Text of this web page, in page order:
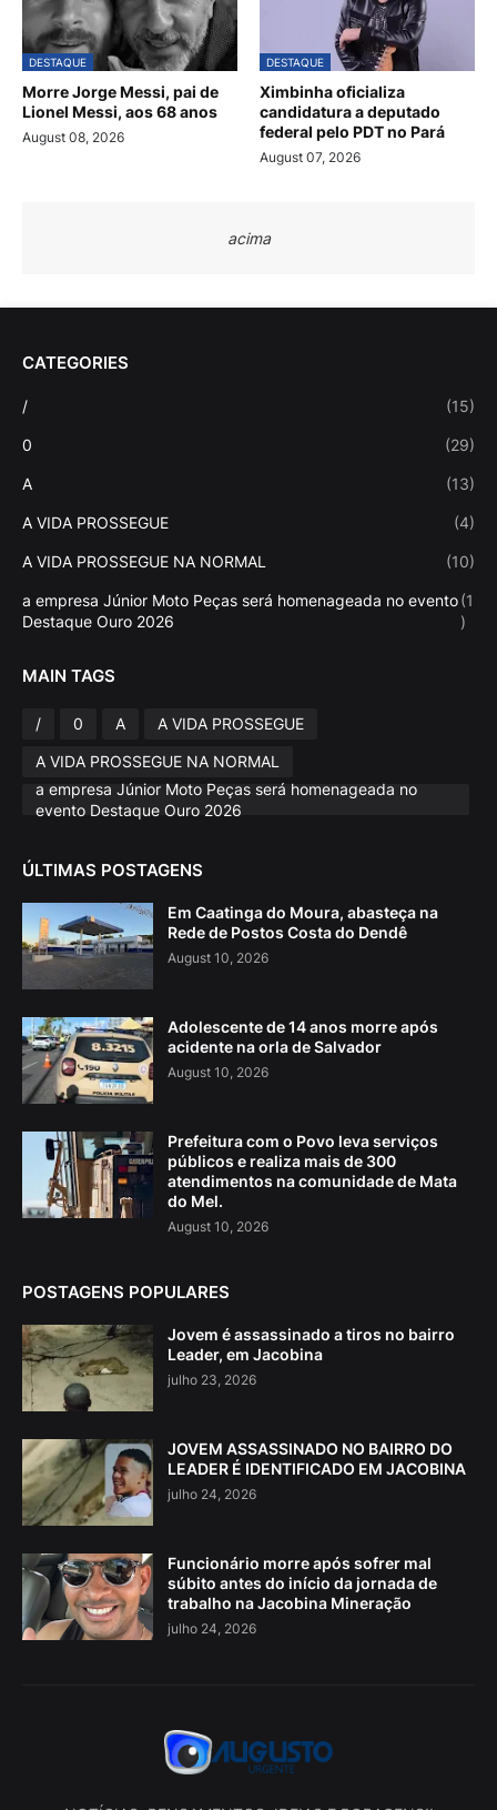
DESTAQUE
Morre Jorge Messi, pai de
Lionel Messi, aos 68 anos
August 08, 2026
DESTAQUE
Ximbinha oficializa
candidatura a deputado
federal pelo PDT no Pará
August 07, 2026
acima
CATEGORIES
/ (15)
0 (29)
A (13)
A VIDA PROSSEGUE (4)
A VIDA PROSSEGUE NA NORMAL (10)
a empresa Júnior Moto Peças será homenageada no evento
Destaque Ouro 2026
(1
)
MAIN TAGS
/ 0 A
A VIDA PROSSEGUE
A VIDA PROSSEGUE NA NORMAL
a empresa Júnior Moto Peças será homenageada no
evento Destaque Ouro 2026
ÚLTIMAS POSTAGENS
Em Caatinga do Moura, abasteça na
Rede de Postos Costa do Dendê
August 10, 2026
Adolescente de 14 anos morre após
acidente na orla de Salvador
August 10, 2026
Prefeitura com o Povo leva serviços
públicos e realiza mais de 300
atendimentos na comunidade de Mata
do Mel.
August 10, 2026
POSTAGENS POPULARES
Jovem é assassinado a tiros no bairro
Leader, em Jacobina
julho 23, 2026
JOVEM ASSASSINADO NO BAIRRO DO
LEADER É IDENTIFICADO EM JACOBINA
julho 24, 2026
Funcionário morre após sofrer mal
súbito antes do início da jornada de
trabalho na Jacobina Mineração
julho 24, 2026